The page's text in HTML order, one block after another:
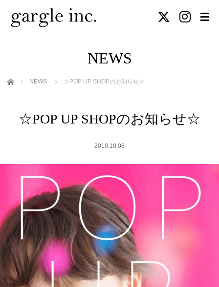
NEWS
ホーム NEWS ☆POP UP SHOPのお知らせ☆
☆POP UP SHOPのお知らせ☆
2019.10.08